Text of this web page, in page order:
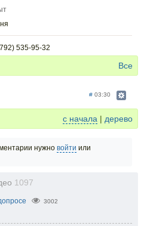
535-95-32
Все
# 03:30
с начала | дерево
нужно войти или
1097
3002